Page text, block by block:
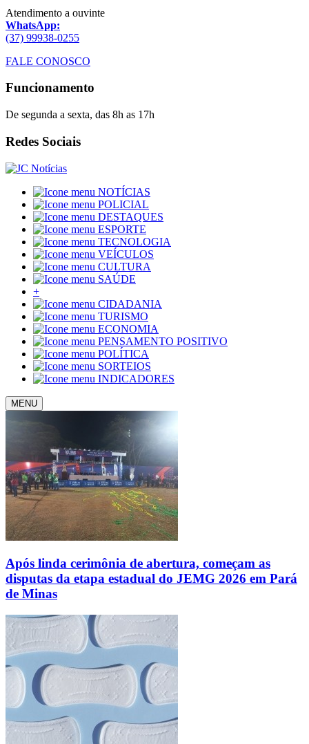
Atendimento a ouvinte
WhatsApp:
(37) 99938-0255
FALE CONOSCO
Funcionamento
De segunda a sexta, das 8h as 17h
Redes Sociais
NOTÍCIAS
POLICIAL
DESTAQUES
ESPORTE
TECNOLOGIA
VEÍCULOS
CULTURA
SAÚDE
+
CIDADANIA
TURISMO
ECONOMIA
PENSAMENTO POSITIVO
POLÍTICA
SORTEIOS
INDICADORES
MENU
Após linda cerimônia de abertura, começam as
disputas da etapa estadual do JEMG 2026 em Pará
de Minas